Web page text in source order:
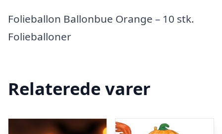
Folieballon Ballonbue Orange – 10 stk.
Folieballoner
Relaterede varer